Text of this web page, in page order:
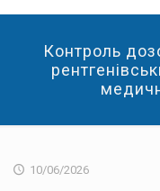
Контроль
10/06/2026